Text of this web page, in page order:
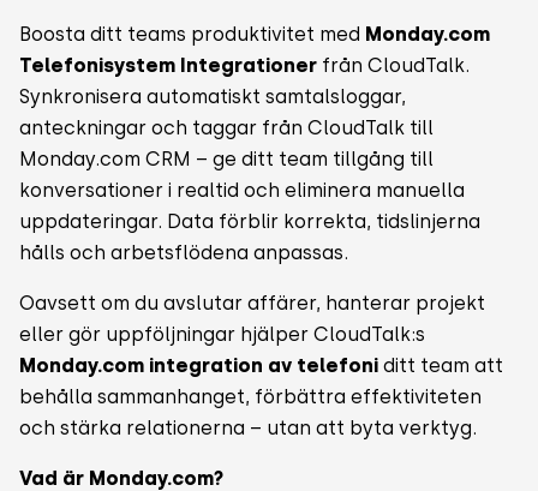
Boosta ditt teams produktivitet med Monday.com
Telefonisystem Integrationer från CloudTalk.
Synkronisera automatiskt samtalsloggar,
anteckningar och taggar från CloudTalk till
Monday.com CRM – ge ditt team tillgång till
konversationer i realtid och eliminera manuella
uppdateringar. Data förblir korrekta, tidslinjerna
hålls och arbetsflödena anpassas.
Oavsett om du avslutar affärer, hanterar projekt
eller gör uppföljningar hjälper CloudTalk:s
Monday.com integration av telefoni ditt team att
behålla sammanhanget, förbättra effektiviteten
och stärka relationerna – utan att byta verktyg.
Vad är Monday.com?